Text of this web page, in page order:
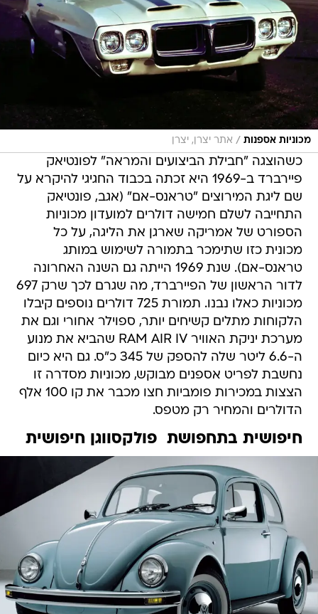
מכוניות אספנות / אתר יצרן, יצרן
כשהוצגה "חבילת הביצועים והמראה" לפונטיאק
פיירברד ב-1969 היא זכתה בכבוד החגיגי להיקרא על
שם ליגת המירוצים "טראנס-אם" (אגב, פונטיאק
התחייבה לשלם חמישה דולרים למועדון מכוניות
הספורט של אמריקה שארגן את הליגה, על כל
מכונית כזו שתימכר בתמורה לשימוש במותג
טראנס-אם). שנת 1969 הייתה גם השנה האחרונה
לדור הראשון של הפיירברד, מה שגרם לכך שרק 697
מכוניות כאלו נבנו. תמורת 725 דולרים נוספים קיבלו
הלקוחות מתלים קשיחים יותר, ספוילר אחורי וגם את
מערכת יניקת האוויר RAM AIR IV שהביא את מנוע
ה-6.6 ליטר שלה להספק של 345 כ"ס. גם היא כיום
נחשבת לפריט אספנים מבוקש, מכוניות מסדרה זו
הצצות במכירות פומביות חצו מכבר את קו 100 אלף
הדולרים והמחיר רק מטפס.
חיפושית בתחפושת  פולקסווגן חיפושית